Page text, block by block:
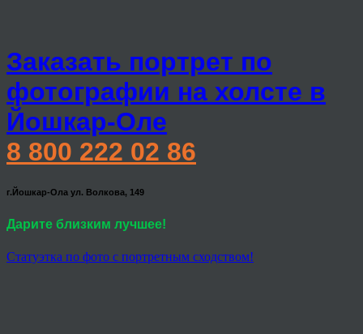
Заказать портрет по
фотографии на холсте в
Йошкар-Оле
8 800 222 02 86
г.Йошкар-Ола ул. Волкова, 149
Дарите близким лучшее!
Статуэтка по фото с портретным сходством!